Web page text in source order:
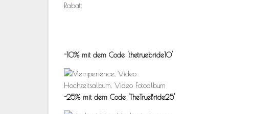
-10% mit dem Code 'thetruebride10'
-25% mit dem Code 'TheTrueBride25'